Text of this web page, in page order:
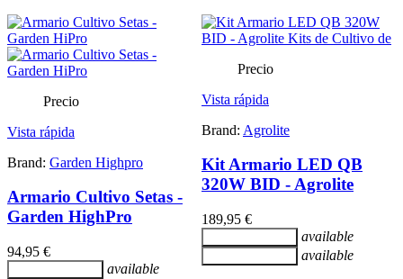
Precio
Vista rápida
Brand: Garden Highpro
Armario Cultivo Setas -
Garden HighPro
94,95 €
available
Precio
Vista rápida
Brand: Agrolite
Kit Armario LED QB
320W BID - Agrolite
189,95 €
available
available